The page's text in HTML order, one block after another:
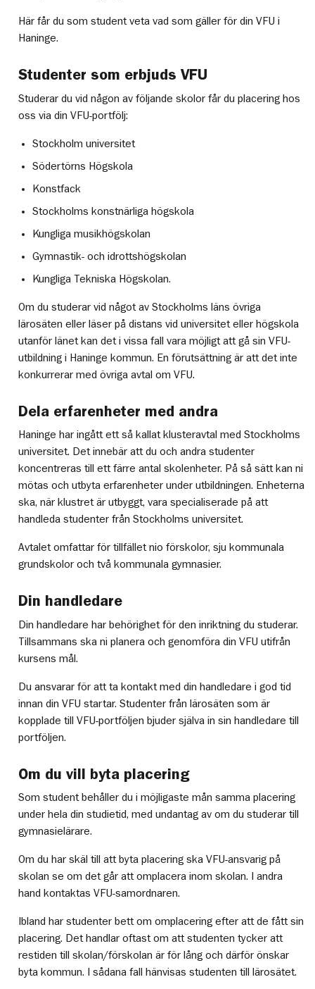
Här får du som student veta vad som gäller för din VFU i
Haninge.
Studenter som erbjuds VFU
Studerar du vid någon av följande skolor får du placering hos
oss via din VFU-portfölj:
Stockholm universitet
Södertörns Högskola
Konstfack
Stockholms konstnärliga högskola
Kungliga musikhögskolan
Gymnastik- och idrottshögskolan
Kungliga Tekniska Högskolan.
Om du studerar vid något av Stockholms läns övriga
lärosäten eller läser på distans vid universitet eller högskola
utanför länet kan det i vissa fall vara möjligt att gå sin VFU-
utbildning i Haninge kommun. En förutsättning är att det inte
konkurrerar med övriga avtal om VFU.
Dela erfarenheter med andra
Haninge har ingått ett så kallat klusteravtal med Stockholms
universitet. Det innebär att du och andra studenter
koncentreras till ett färre antal skolenheter. På så sätt kan ni
mötas och utbyta erfarenheter under utbildningen. Enheterna
ska, när klustret är utbyggt, vara specialiserade på att
handleda studenter från Stockholms universitet.
Avtalet omfattar för tillfället nio förskolor, sju kommunala
grundskolor och två kommunala gymnasier.
Din handledare
Din handledare har behörighet för den inriktning du studerar.
Tillsammans ska ni planera och genomföra din VFU utifrån
kursens mål.
Du ansvarar för att ta kontakt med din handledare i god tid
innan din VFU startar. Studenter från lärosäten som är
kopplade till VFU-portföljen bjuder själva in sin handledare till
portföljen.
Om du vill byta placering
Som student behåller du i möjligaste mån samma placering
under hela din studietid, med undantag av om du studerar till
gymnasielärare.
Om du har skäl till att byta placering ska VFU-ansvarig på
skolan se om det går att omplacera inom skolan. I andra
hand kontaktas VFU-samordnaren.
Ibland har studenter bett om omplacering efter att de fått sin
placering. Det handlar oftast om att studenten tycker att
restiden till skolan/förskolan är för lång och därför önskar
byta kommun. I sådana fall hänvisas studenten till lärosätet.